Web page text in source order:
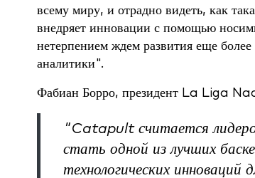
всему миру, и отрадно видеть, как
внедряет инновации с помощью
нетерпением ждем развития еще
аналитики".
Фабиан Борро, президент La Liga
"Catapult считается
стать одной из лучших
технологических